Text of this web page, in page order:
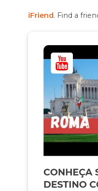
iFriend. Find a